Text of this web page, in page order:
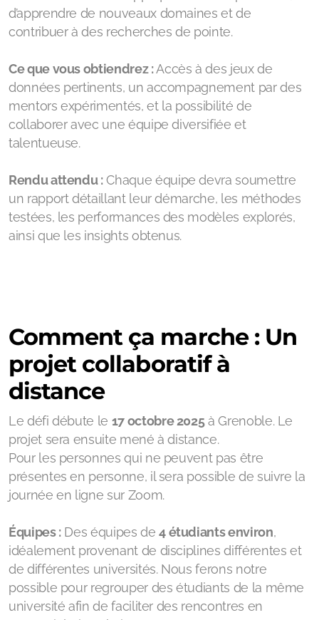
d’apprendre de nouveaux domaines et de
contribuer à des recherches de pointe.
Ce que vous obtiendrez :Accès à des jeux de
données pertinents, un accompagnement par des
mentors expérimentés, et la possibilité de
collaborer avec une équipe diversifiée et
talentueuse.
Rendu attendu :Chaque équipe devra soumettre
un rapport détaillant leur démarche, les méthodes
testées, les performances des modèles explorés,
ainsi que les insights obtenus.
Comment ça marche : Un
projet collaboratif à
distance
Le défi débute le 17 octobre 2025à Grenoble. Le
projet sera ensuite mené à distance.
Pour les personnes qui ne peuvent pas être
présentes en personne, il sera possible de suivre la
journée en ligne sur Zoom.
Équipes :Des équipes de4 étudiants environ,
idéalement provenant de disciplines différentes et
de différentes universités. Nous ferons notre
possible pour regrouper des étudiants de la même
université afin de faciliter des rencontres en